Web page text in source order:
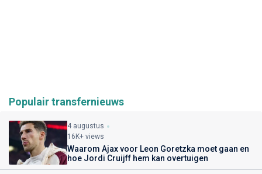
Populair transfernieuws
4 augustus
16K+ views
Waarom Ajax voor Leon Goretzka moet gaan en
hoe Jordi Cruijff hem kan overtuigen